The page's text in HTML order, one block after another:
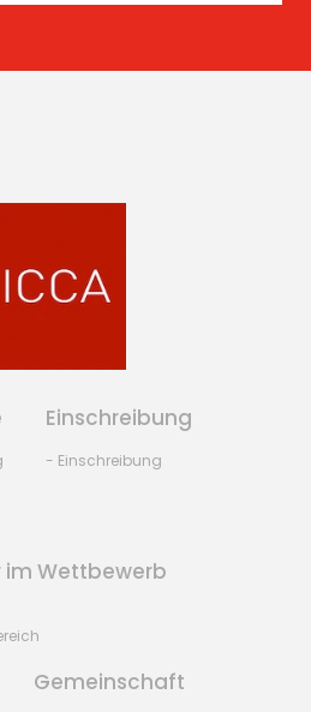
Einschreibung
- Einschreibung
im Wettbewerb
Gemeinschaft